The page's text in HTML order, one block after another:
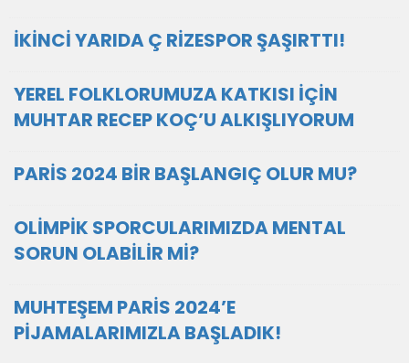
İKİNCİ YARIDA Ç RİZESPOR ŞAŞIRTTI!
YEREL FOLKLORUMUZA KATKISI İÇİN
MUHTAR RECEP KOÇ’U ALKIŞLIYORUM
PARİS 2024 BİR BAŞLANGIÇ OLUR MU?
OLİMPİK SPORCULARIMIZDA MENTAL
SORUN OLABİLİR Mİ?
MUHTEŞEM PARİS 2024’E
PİJAMALARIMIZLA BAŞLADIK!